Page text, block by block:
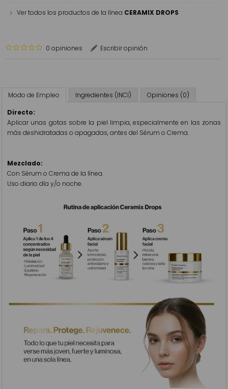
Ver todos los productos de la línea CERAMIX DROPS
0 opiniones Escribir opinión
Modo de Empleo Ingredientes (INCI)
Opiniones (0)
Directo:
Aplicar unas gotas sobre la piel limpia, especialmente en las zonas
más deshidratadas o apagadas, antes del Sérum o Crema.
Mezclado:
Con Sérum o Crema de la línea.
Uso diario día y/o noche.